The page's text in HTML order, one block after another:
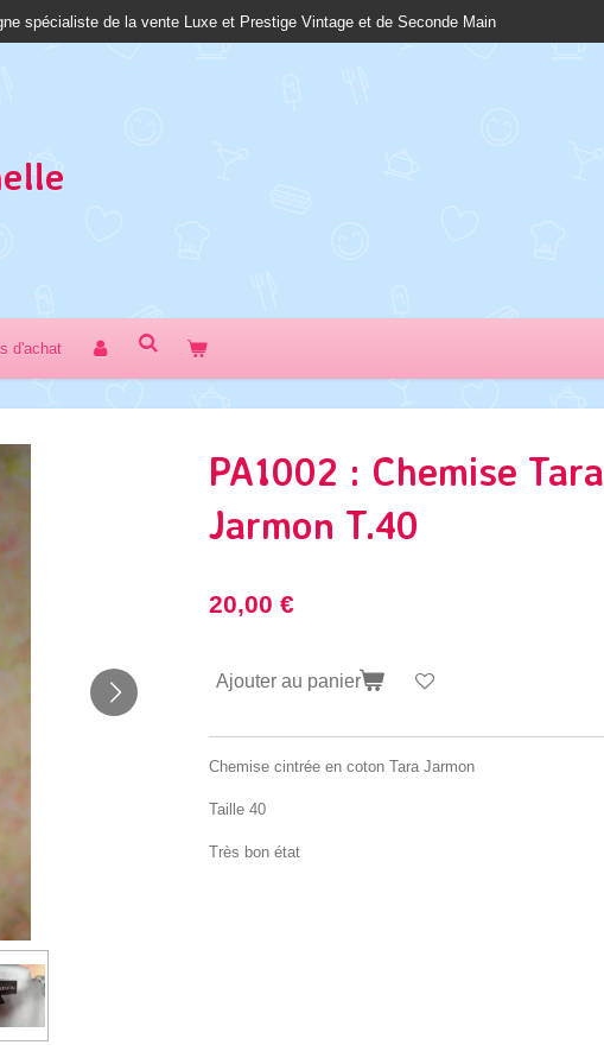
spécialiste de la vente Luxe et Prestige Vintage et de Seconde Main
d'achat
PA1002 : Chemise Tara
Jarmon T.40
20,00 €
Ajouter au panier
Chemise cintrée en coton Tara Jarmon
Taille 40
Très bon état